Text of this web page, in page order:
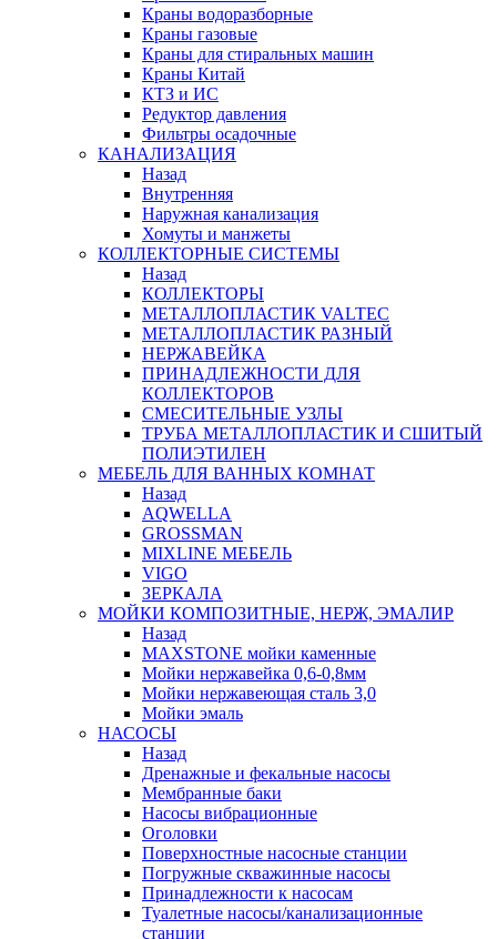
Краны водоразборные
Краны газовые
Краны для стиральных машин
Краны Китай
КТЗ и ИС
Редуктор давления
Фильтры осадочные
КАНАЛИЗАЦИЯ
Назад
Внутренняя
Наружная канализация
Хомуты и манжеты
КОЛЛЕКТОРНЫЕ СИСТЕМЫ
Назад
КОЛЛЕКТОРЫ
МЕТАЛЛОПЛАСТИК VALTEC
МЕТАЛЛОПЛАСТИК РАЗНЫЙ
НЕРЖАВЕЙКА
ПРИНАДЛЕЖНОСТИ ДЛЯ
КОЛЛЕКТОРОВ
СМЕСИТЕЛЬНЫЕ УЗЛЫ
ТРУБА МЕТАЛЛОПЛАСТИК И СШИТЫЙ
ПОЛИЭТИЛЕН
МЕБЕЛЬ ДЛЯ ВАННЫХ КОМНАТ
Назад
AQWELLA
GROSSMAN
MIXLINE МЕБЕЛЬ
VIGO
ЗЕРКАЛА
МОЙКИ КОМПОЗИТНЫЕ, НЕРЖ, ЭМАЛИР
Назад
MAXSTONE мойки каменные
Мойки нержавейка 0,6-0,8мм
Мойки нержавеющая сталь 3,0
Мойки эмаль
НАСОСЫ
Назад
Дренажные и фекальные насосы
Мембранные баки
Насосы вибрационные
Оголовки
Поверхностные насосные станции
Погружные скважинные насосы
Принадлежности к насосам
Туалетные насосы/канализационные
станции